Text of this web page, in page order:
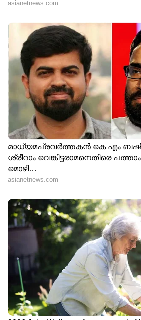
ഏഷ്യാനെറ്റ് ന്യൂസ്
Newsഅറിയൂ.Food and
മികച്ച ജീവിതം നയിക്കാൻ
ടിപ്സുകളും ലേഖനങ്ങളും
ദിവസങ്ങളെ കൂടുതൽ
Asianet News Malayalam
ABOUT THE AUTHOR
WDWeb Desk
Follow Us